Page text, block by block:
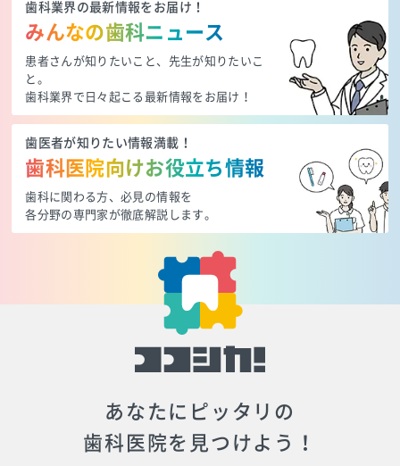
歯科業界の最新情報をお届け！
みんなの歯科ニュース
患者さんが知りたいこと、先生が知りたいこ
と。
歯科業界で日々起こる最新情報をお届け！
歯医者が知りたい情報満載！
歯科医院向けお役立ち情報
歯科に関わる方、必見の情報を
各分野の専門家が徹底解説します。
あなたにピッタリの
歯科医院を見つけよう！